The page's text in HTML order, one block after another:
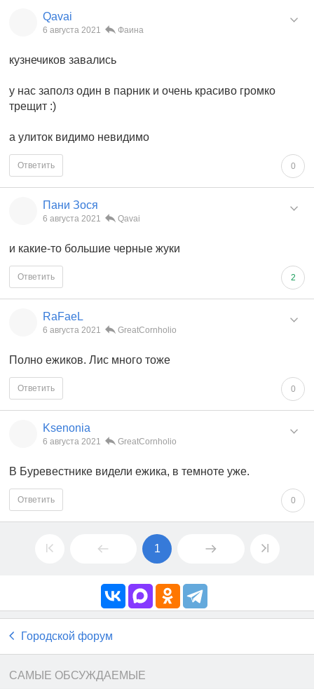
Qavai
6 августа 2021 Фаина
кузнечиков завались
у нас заполз один в парник и очень красиво громко
трещит :)
а улиток видимо невидимо
0
Ответить
Пани Зося
6 августа 2021 Qavai
и какие-то большие черные жуки
2
Ответить
RaFaeL
6 августа 2021 GreatCornholio
Полно ежиков. Лис много тоже
0
Ответить
Ksenonia
6 августа 2021 GreatCornholio
В Буревестнике видели ежика, в темноте уже.
0
Ответить
1
Городской форум
САМЫЕ ОБСУЖДАЕМЫЕ